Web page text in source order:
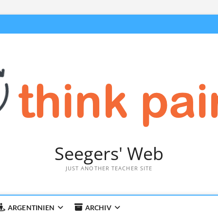
Seegers' Web
JUST ANOTHER TEACHER SITE
ARGENTINIEN ARCHIV